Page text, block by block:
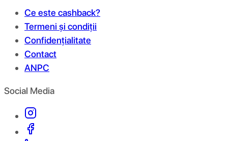
Ce este cashback?
Termeni și condiții
Confidențialitate
Contact
ANPC
Social Media